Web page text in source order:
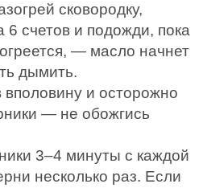
сковородку,
6 счетов и подожди, пока
— масло начнет
дымить.
и осторожно
— не обожгись
3–4 минуты с каждой
несколько раз. Если